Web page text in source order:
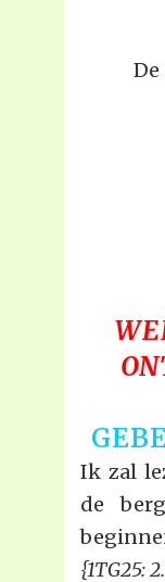
Ik zal
de
{1TG25: